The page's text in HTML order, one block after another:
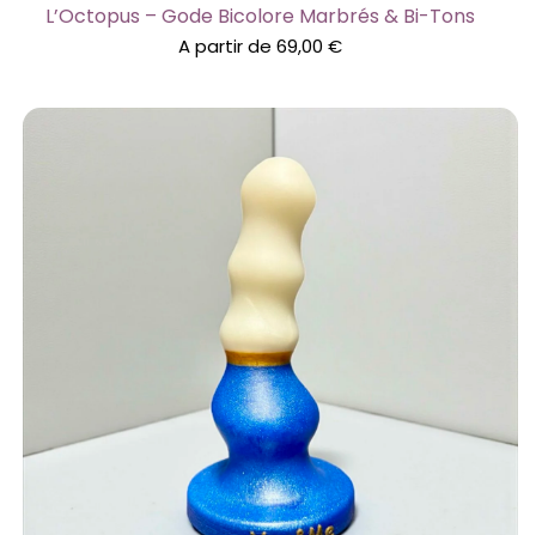
L’Octopus – Gode Bicolore Marbrés & Bi-Tons
A partir de69,00€